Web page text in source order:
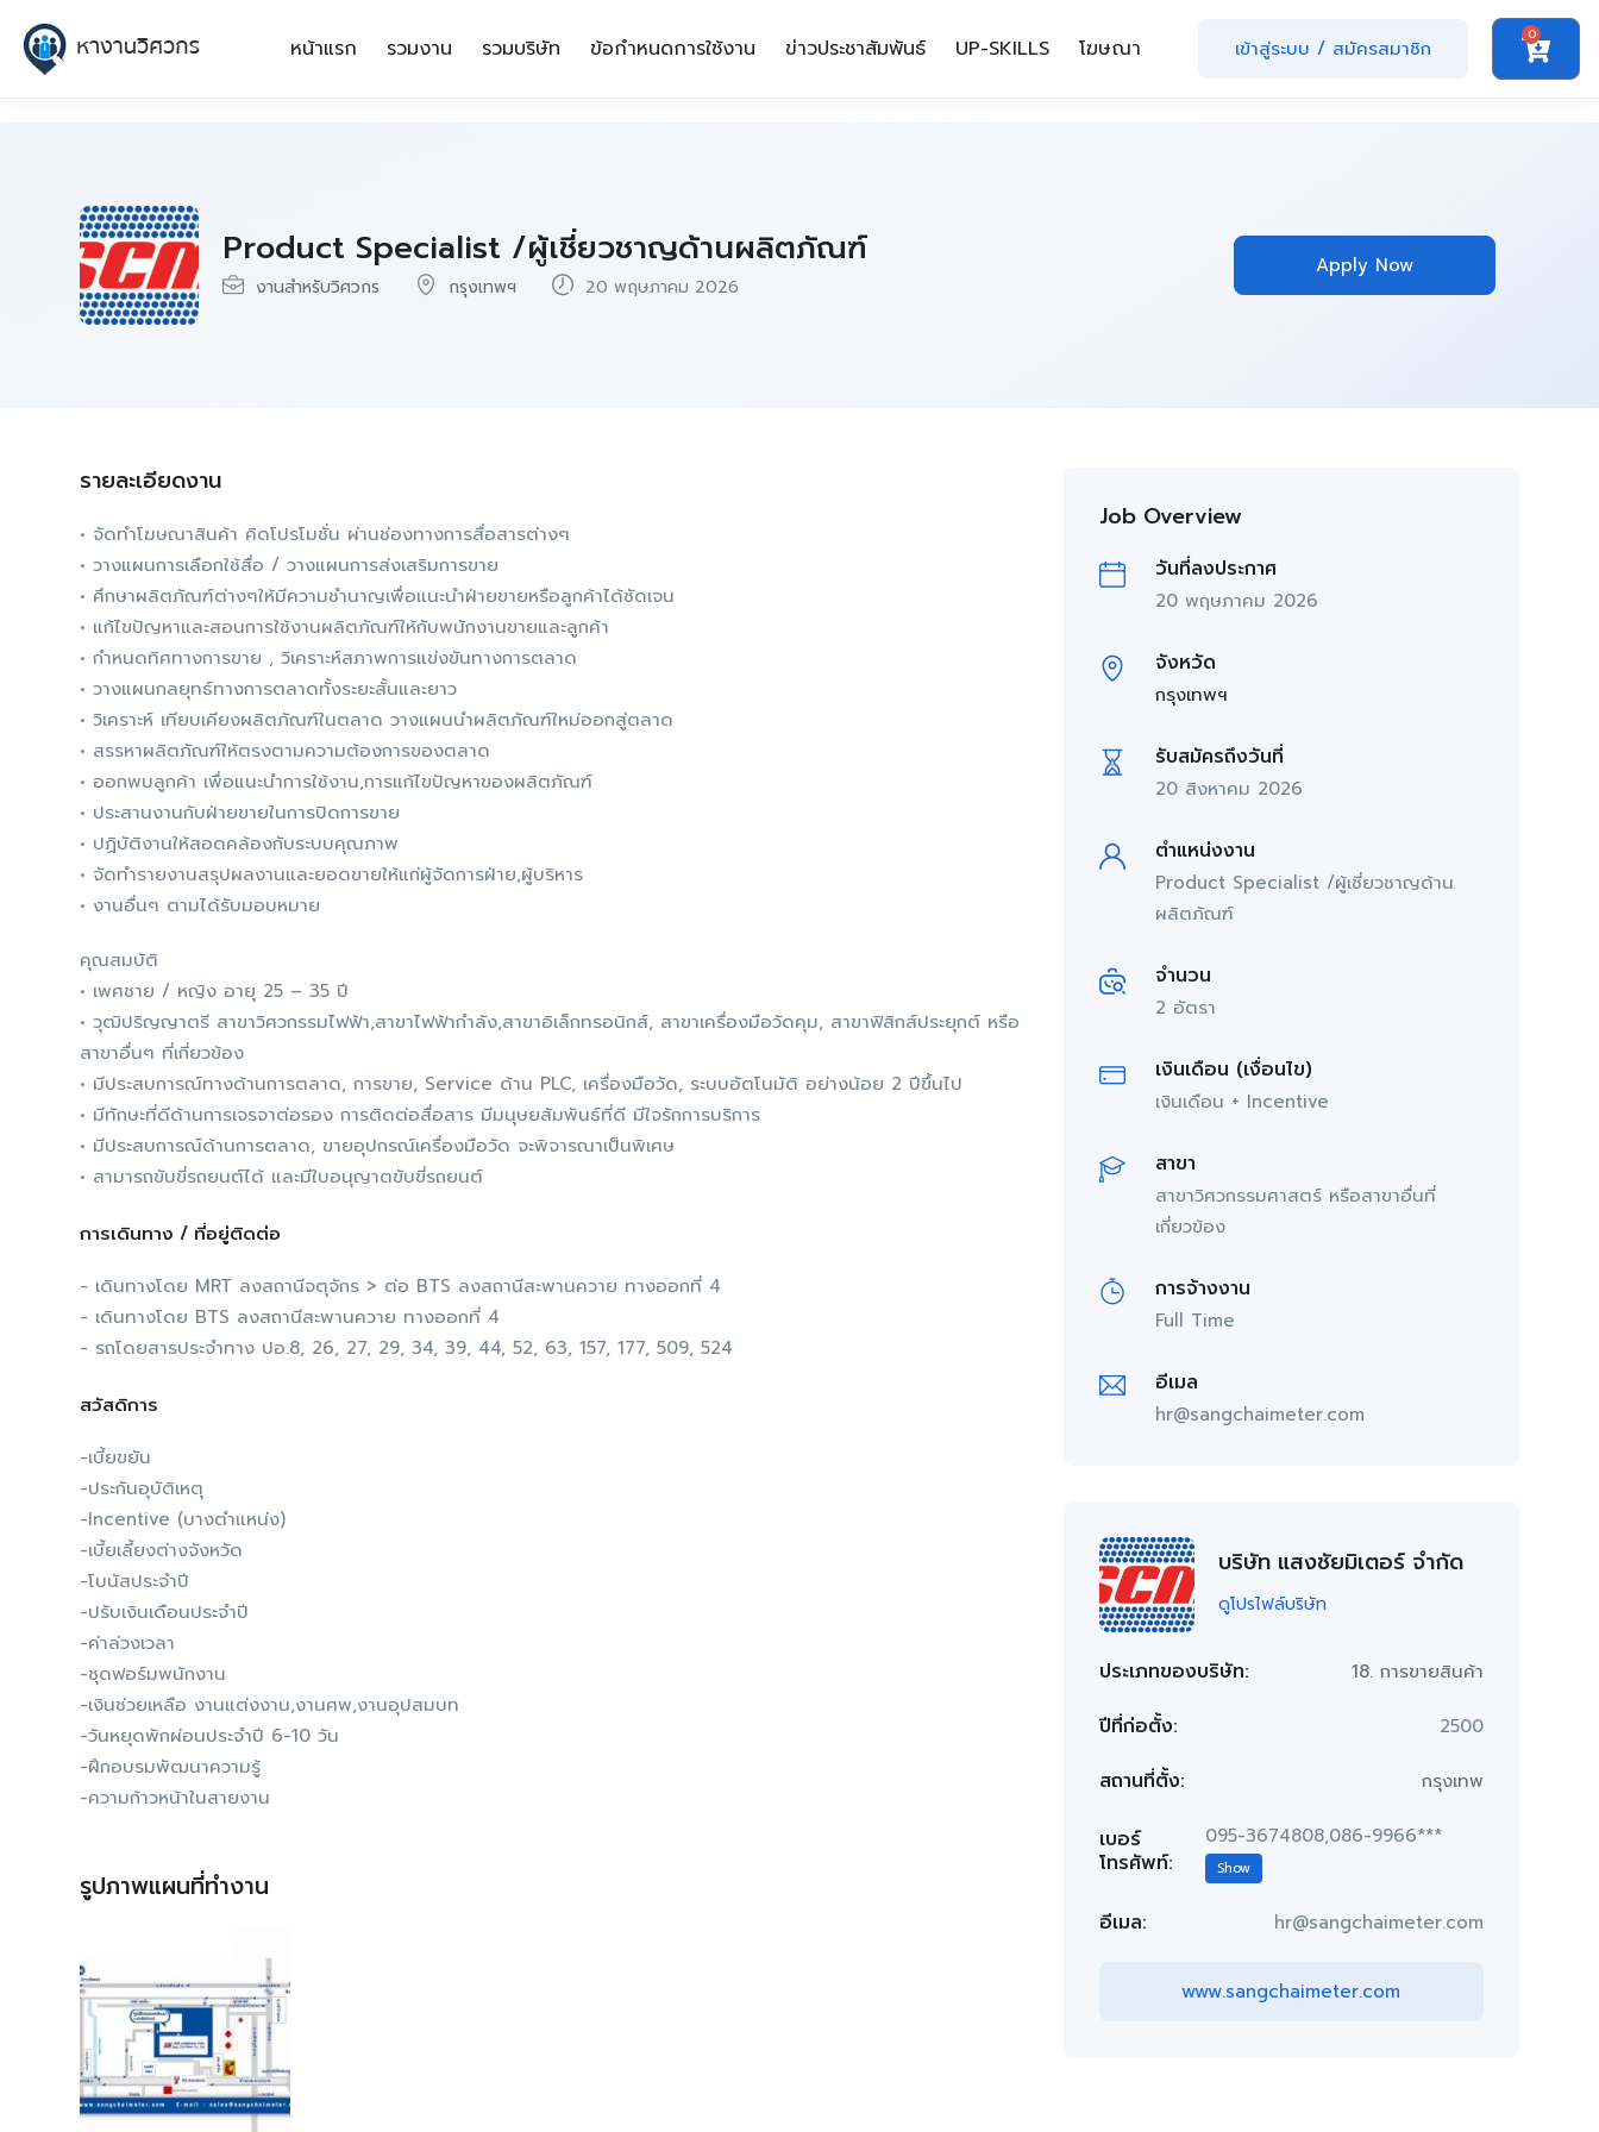
หน้าแรก รวมงาน รวมบริษัท ข้อกำหนดการใช้งาน ข่าวประชาสัมพันธ์ UP-SKILLS โฆษณา เข้าสู่ระบบ / สมัครสมาชิก
0
Product Specialist /ผู้เชี่ยวชาญด้านผลิตภัณฑ์
งานสำหรับวิศวกร กรุงเทพฯ 20 พฤษภาคม 2026
Apply Now
รายละเอียดงาน
• จัดทำโฆษณาสินค้า คิดโปรโมชั่น ผ่านช่องทางการสื่อสารต่างๆ
• วางแผนการเลือกใช้สื่อ / วางแผนการส่งเสริมการขาย
• ศึกษาผลิตภัณฑ์ต่างๆให้มีความชำนาญเพื่อแนะนำฝ่ายขายหรือลูกค้าได้ชัดเจน
• แก้ไขปัญหาและสอนการใช้งานผลิตภัณฑ์ให้กับพนักงานขายและลูกค้า
• กำหนดทิศทางการขาย , วิเคราะห์สภาพการแข่งขันทางการตลาด
• วางแผนกลยุทธ์ทางการตลาดทั้งระยะสั้นและยาว
• วิเคราะห์ เทียบเคียงผลิตภัณฑ์ในตลาด วางแผนนำผลิตภัณฑ์ใหม่ออกสู่ตลาด
• สรรหาผลิตภัณฑ์ให้ตรงตามความต้องการของตลาด
• ออกพบลูกค้า เพื่อแนะนำการใช้งาน,การแก้ไขปัญหาของผลิตภัณฑ์
• ประสานงานกับฝ่ายขายในการปิดการขาย
• ปฏิบัติงานให้สอดคล้องกับระบบคุณภาพ
• จัดทำรายงานสรุปผลงานและยอดขายให้แก่ผู้จัดการฝ่าย,ผู้บริหาร
• งานอื่นๆ ตามได้รับมอบหมาย
คุณสมบัติ
• เพศชาย / หญิง อายุ 25 – 35 ปี
• วุฒิปริญญาตรี สาขาวิศวกรรมไฟฟ้า,สาขาไฟฟ้ากำลัง,สาขาอิเล็กทรอนิกส์, สาขาเครื่องมือวัดคุม, สาขาฟิสิกส์ประยุกต์ หรือ
สาขาอื่นๆ ที่เกี่ยวข้อง
• มีประสบการณ์ทางด้านการตลาด, การขาย, Service ด้าน PLC, เครื่องมือวัด, ระบบอัตโนมัติ อย่างน้อย 2 ปีขึ้นไป
• มีทักษะที่ดีด้านการเจรจาต่อรอง การติดต่อสื่อสาร มีมนุษยสัมพันธ์ที่ดี มีใจรักการบริการ
• มีประสบการณ์ด้านการตลาด, ขายอุปกรณ์เครื่องมือวัด จะพิจารณาเป็นพิเศษ
• สามารถขับขี่รถยนต์ได้ และมีใบอนุญาตขับขี่รถยนต์
การเดินทาง / ที่อยู่ติดต่อ
- เดินทางโดย MRT ลงสถานีจตุจักร > ต่อ BTS ลงสถานีสะพานควาย ทางออกที่ 4
- เดินทางโดย BTS ลงสถานีสะพานควาย ทางออกที่ 4
- รถโดยสารประจำทาง ปอ.8, 26, 27, 29, 34, 39, 44, 52, 63, 157, 177, 509, 524
สวัสดิการ
-เบี้ยขยัน
-ประกันอุบัติเหตุ
-Incentive (บางตำแหน่ง)
-เบี้ยเลี้ยงต่างจังหวัด
-โบนัสประจำปี
-ปรับเงินเดือนประจำปี
-ค่าล่วงเวลา
-ชุดฟอร์มพนักงาน
-เงินช่วยเหลือ งานแต่งงาน,งานศพ,งานอุปสมบท
-วันหยุดพักผ่อนประจำปี 6-10 วัน
-ฝึกอบรมพัฒนาความรู้
-ความก้าวหน้าในสายงาน
รูปภาพแผนที่ทำงาน
Job Overview
วันที่ลงประกาศ
20 พฤษภาคม 2026
จังหวัด
กรุงเทพฯ
รับสมัครถึงวันที่
20 สิงหาคม 2026
ตำแหน่งงาน
Product Specialist /ผู้เชี่ยวชาญด้าน
ผลิตภัณฑ์
จำนวน
2 อัตรา
เงินเดือน (เงื่อนไข)
เงินเดือน + Incentive
สาขา
สาขาวิศวกรรมศาสตร์ หรือสาขาอื่นที่
เกี่ยวข้อง
การจ้างงาน
Full Time
อีเมล
hr@sangchaimeter.com
บริษัท แสงชัยมิเตอร์ จำกัด
ดูโปรไฟล์บริษัท
ประเภทของบริษัท: 18. การขายสินค้า
ปีที่ก่อตั้ง: 2500
สถานที่ตั้ง: กรุงเทพ
เบอร์
โทรศัพท์:
095-3674808,086-9966***
Show
อีเมล: hr@sangchaimeter.com
www.sangchaimeter.com